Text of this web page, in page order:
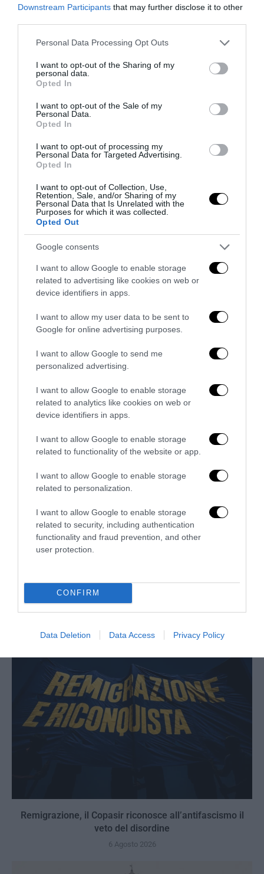
Downstream Participants that may further disclose it to other
Please note that this website/app uses one or more Google
not limited to your visit or usage behaviour. You may click to
grant or deny consent to Google and its third-party tags to
use your data for below specified purposes in below Google
consent section.
Personal Data Processing Opt Outs
I want to opt-out of the Sharing of my
personal data.
Opted In
I want to opt-out of the Sale of my
Personal Data.
Opted In
I want to opt-out of processing my
Personal Data for Targeted Advertising.
Opted In
I want to opt-out of Collection, Use,
Retention, Sale, and/or Sharing of my
Personal Data that Is Unrelated with the
Purposes for which it was collected.
Opted Out
Google consents
I want to allow Google to enable storage
related to advertising like cookies on web or
device identifiers in apps.
I want to allow my user data to be sent to
Google for online advertising purposes.
I want to allow Google to send me
personalized advertising.
I want to allow Google to enable storage
related to analytics like cookies on web or
device identifiers in apps.
I want to allow Google to enable storage
related to functionality of the website or app.
I want to allow Google to enable storage
related to personalization.
I want to allow Google to enable storage
related to security, including authentication
functionality and fraud prevention, and other
user protection.
CONFIRM
Data Deletion Data Access Privacy Policy
Tekne agli americani: il Golden Power è l’ultima trincea
di uno Stato senza politica...
Addio a Francesco Guccini: stronzo, poeta e buffone di
7 Agosto 2026
Bonaccini e il mito delle barricate di Parma: quando
l’antifascismo copia il fascismo
Remigrazione, il Copasir riconosce all’antifascismo il
veto del disordine
6 Agosto 2026